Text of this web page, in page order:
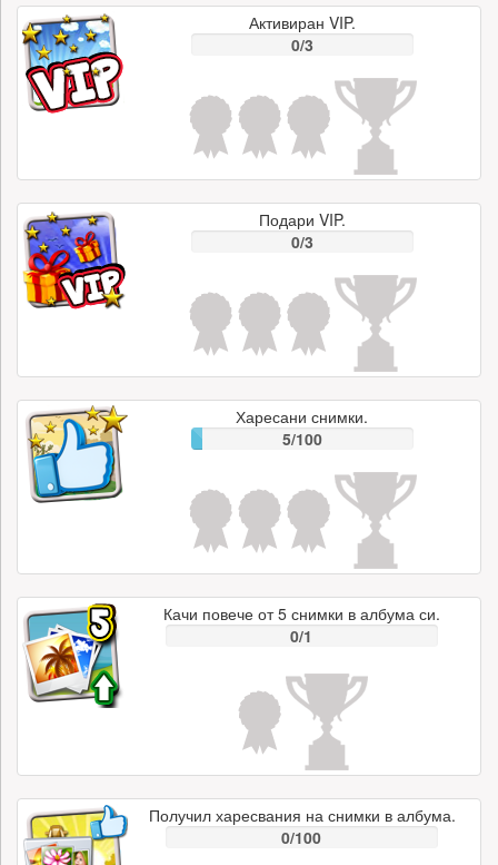
Активиран VIP.
0/3
Подари VIP.
0/3
Харесани снимки.
5/100
Качи повече от 5 снимки в албума си.
0/1
Получил харесвания на снимки в албума.
0/100